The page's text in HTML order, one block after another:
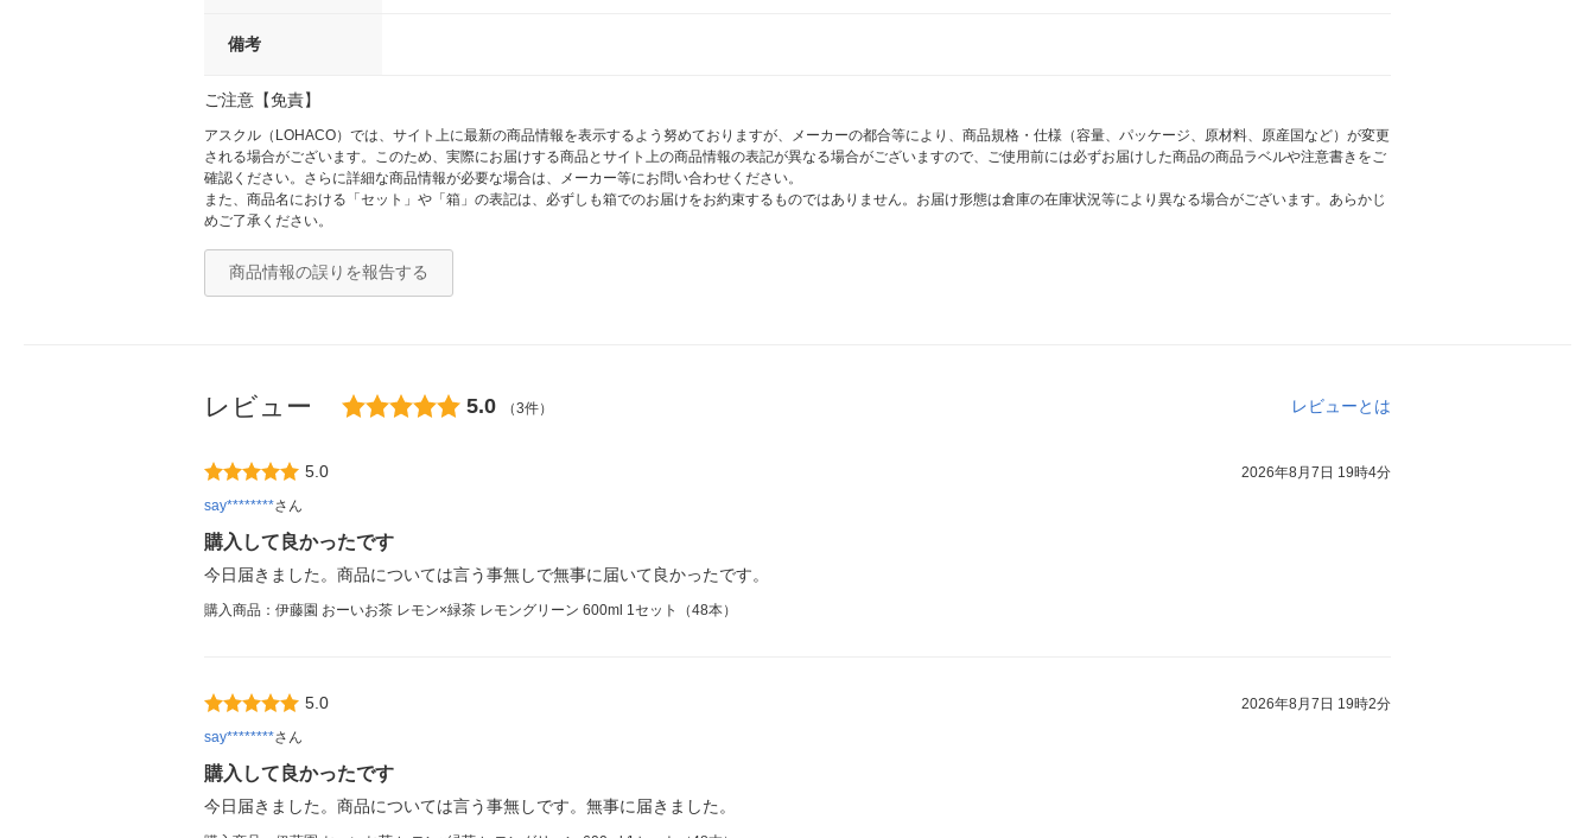
備考
ご注意【免責】
アスクル（LOHACO）では、サイト上に最新の商品情報を表示するよう努めておりますが、メーカーの都合等により、商品規格・仕様（容量、パッケージ、原材料、原産国など）が変更
される場合がございます。このため、実際にお届けする商品とサイト上の商品情報の表記が異なる場合がございますので、ご使用前には必ずお届けした商品の商品ラベルや注意書きをご
確認ください。さらに詳細な商品情報が必要な場合は、メーカー等にお問い合わせください。
また、商品名における「セット」や「箱」の表記は、必ずしも箱でのお届けをお約束するものではありません。お届け形態は倉庫の在庫状況等により異なる場合がございます。あらかじ
めご了承ください。
商品情報の誤りを報告する
レビュー 5.0 （3件） レビューとは
5.0
2026年8月7日 19時4分
say********さん
購入して良かったです
今日届きました。商品については言う事無しで無事に届いて良かったです。
購入商品：伊藤園 おーいお茶 レモン×緑茶 レモングリーン 600ml 1セット（48本）
5.0
2026年8月7日 19時2分
say********さん
購入して良かったです
今日届きました。商品については言う事無しです。無事に届きました。